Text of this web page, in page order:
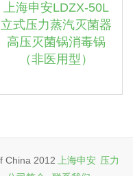
上海申安LDZX-50L
立式压力蒸汽灭菌器
高压灭菌锅消毒锅
（非医用型）
China 2012 上海申安 压力